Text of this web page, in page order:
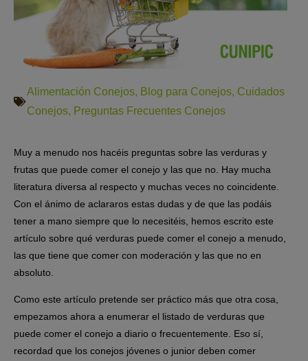
Alimentación Conejos, Blog para Conejos, Cuidados
Conejos, Preguntas Frecuentes Conejos
Muy a menudo nos hacéis preguntas sobre las verduras y
frutas que puede comer el conejo y las que no. Hay mucha
literatura diversa al respecto y muchas veces no coincidente.
Con el ánimo de aclararos estas dudas y de que las podáis
tener a mano siempre que lo necesitéis, hemos escrito este
artículo sobre qué verduras puede comer el conejo a menudo,
las que tiene que comer con moderación y las que no en
absoluto.
Como este artículo pretende ser práctico más que otra cosa,
empezamos ahora a enumerar el listado de verduras que
puede comer el conejo a diario o frecuentemente. Eso sí,
recordad que los conejos jóvenes o junior deben comer